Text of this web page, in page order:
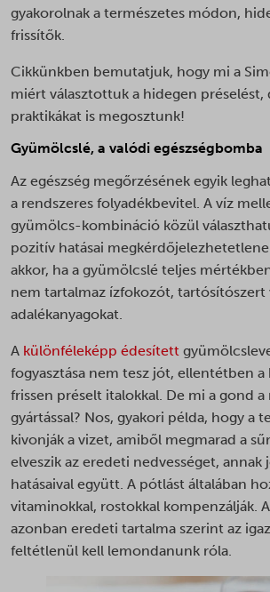
gyakorolnak a természetes módon,
frissítők.
Cikkünkben bemutatjuk, hogy mi a
miért választottuk a hidegen préselést,
praktikákat is megosztunk!
Gyümölcslé, a valódi egészségbomba
Az egészség megőrzésének egyik
a rendszeres folyadékbevitel. A víz
gyümölcs-kombináció közül
pozitív hatásai
akkor, ha a gyümölcslé teljes
nem tartalmaz ízfokozót, tartósítószert
adalékanyagokat.
A különféleképp édesített
fogyasztása nem tesz jót, ellentétben a
frissen préselt italokkal. De mi a gond a
gyártással? Nos, gyakori példa, hogy a
kivonják a vizet, amiből megmarad a
elveszik az eredeti nedvességet, annak
hatásaival együtt. A pótlást általában
vitaminokkal, rostokkal kompenzálják.
azonban eredeti tartalma szerint az
feltétlenül kell lemondanunk róla.